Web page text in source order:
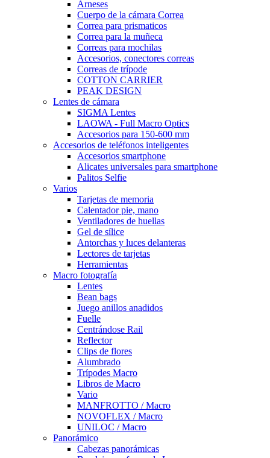
Arneses
Cuerpo de la cámara Correa
Correa para prismaticos
Correa para la muñeca
Correas para mochilas
Accesorios, conectores correas
Correas de trípode
COTTON CARRIER
PEAK DESIGN
Lentes de cámara
SIGMA Lentes
LAOWA - Full Macro Optics
Accesorios para 150-600 mm
Accesorios de teléfonos inteligentes
Accesorios smartphone
Alicates universales para smartphone
Palitos Selfie
Varios
Tarjetas de memoria
Calentador pie, mano
Ventiladores de huellas
Gel de sílice
Antorchas y luces delanteras
Lectores de tarjetas
Herramientas
Macro fotografía
Lentes
Bean bags
Juego anillos anadidos
Fuelle
Centrándose Rail
Reflector
Clips de flores
Alumbrado
Trípodes Macro
Libros de Macro
Vario
MANFROTTO / Macro
NOVOFLEX / Macro
UNILOC / Macro
Panorámico
Cabezas panorámicas